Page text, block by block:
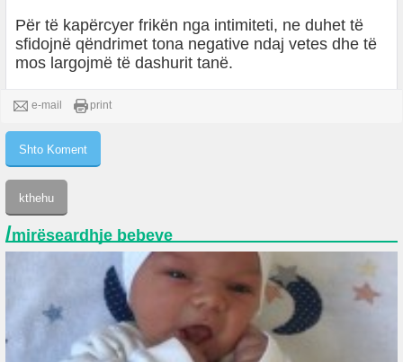
Për të kapërcyer frikën nga intimiteti, ne duhet të
sfidojnë qëndrimet tona negative ndaj vetes dhe të
mos largojmë të dashurit tanë.
e-mail print
/mirëseardhje bebeve